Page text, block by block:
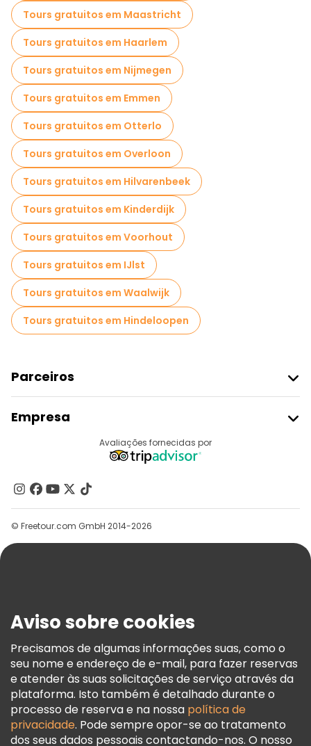
Tours gratuitos em Maastricht
Tours gratuitos em Haarlem
Tours gratuitos em Nijmegen
Tours gratuitos em Emmen
Tours gratuitos em Otterlo
Tours gratuitos em Overloon
Tours gratuitos em Hilvarenbeek
Tours gratuitos em Kinderdijk
Tours gratuitos em Voorhout
Tours gratuitos em IJlst
Tours gratuitos em Waalwijk
Tours gratuitos em Hindeloopen
Parceiros
Registo Do Fornecedor
Programa De Afiliados
Empresa
Contacte-Nos
Grupos
Ajuda
Termos E Informações Legais
Política De Cookies
Freetour Prémios
Programa De Fidelidade
Avaliações fornecidas por
© Freetour.com GmbH 2014-2026
Aviso sobre cookies
Precisamos de algumas informações suas, como o
seu nome e endereço de e-mail, para fazer reservas
e atender às suas solicitações de serviço através da
plataforma. Isto também é detalhado durante o
processo de reserva e na nossa política de
privacidade. Pode sempre opor-se ao tratamento
dos seus dados pessoais contactando-nos. O nosso